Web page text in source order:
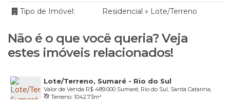
Tipo de Imóvel: Residencial » Lote/Terreno
Não é o que você queria? Veja
estes imóveis relacionados!
Lote/Terreno, Sumaré - Rio do Sul
R$ 489.000
Valor de Venda
Sumaré, Rio do Sul, Santa Catarina,
BrasilTerreno: 1042.73m²